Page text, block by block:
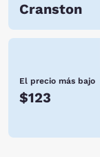
Cranston
El precio más bajo
$123